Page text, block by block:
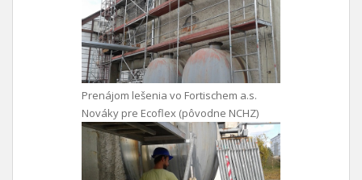
Prenájom lešenia vo Fortischem a.s.
Nováky pre Ecoflex (pôvodne NCHZ)